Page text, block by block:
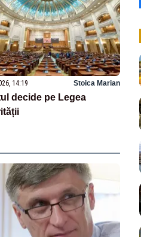
14:19 Stoica Marian
decide pe Legea